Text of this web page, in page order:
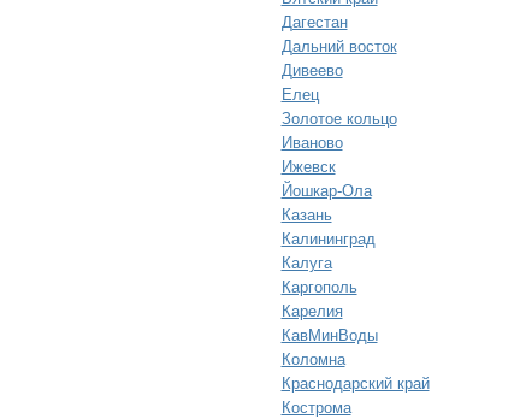
Дагестан
Дальний восток
Дивеево
Елец
Золотое кольцо
Иваново
Ижевск
Йошкар-Ола
Казань
Калининград
Калуга
Каргополь
Карелия
КавМинВоды
Коломна
Краснодарский край
Кострома